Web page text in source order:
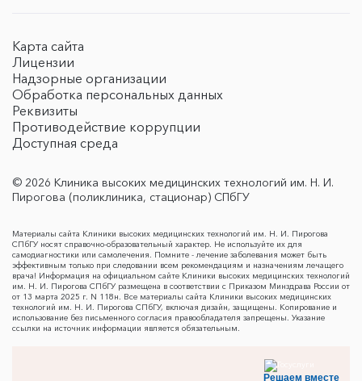
Карта сайта
Лицензии
Надзорные организации
Обработка персональных данных
Реквизиты
Противодействие коррупции
Доступная среда
© 2026 Клиника высоких медицинских технологий им. Н. И.
Пирогова (поликлиника, стационар) СПбГУ
Материалы сайта Клиники высоких медицинских технологий им. Н. И. Пирогова
СПбГУ носят справочно-образовательный характер. Не используйте их для
самодиагностики или самолечения. Помните - лечение заболевания может быть
эффективным только при следовании всем рекомендациям и назначениям лечащего
врача! Информация на официальном сайте Клиники высоких медицинских технологий
им. Н. И. Пирогова СПбГУ размещена в соответствии с Приказом Минздрава России от
от 13 марта 2025 г. N 118н. Все материалы сайта Клиники высоких медицинских
технологий им. Н. И. Пирогова СПбГУ, включая дизайн, защищены. Копирование и
использование без письменного согласия правообладателя запрещены. Указание
ссылки на источник информации является обязательным.
Решаем вместе